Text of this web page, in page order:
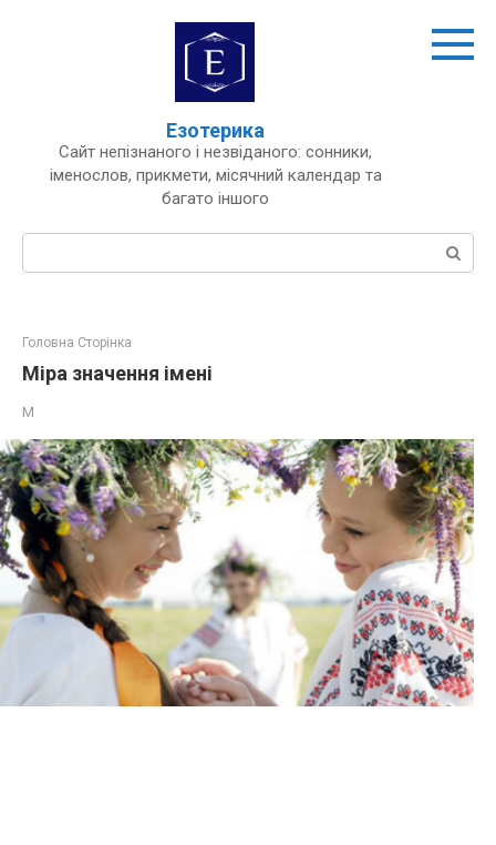
Езотерика
Сайт непізнаного і незвіданого: сонники,
іменослов, прикмети, місячний календар та
багато іншого
Пошук:
Головна Сторінка
Міра значення імені
М